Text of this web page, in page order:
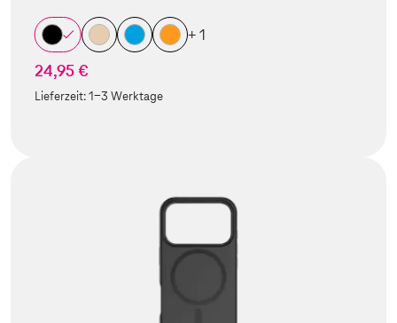
+ 1
24,95 €
Lieferzeit:1-3 Werktage